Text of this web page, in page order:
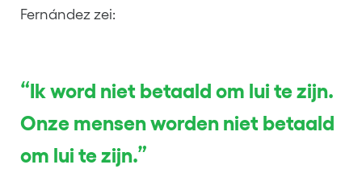
Fernández zei:
“Ik word niet betaald om lui te zijn.
Onze mensen worden niet betaald
om lui te zijn.”